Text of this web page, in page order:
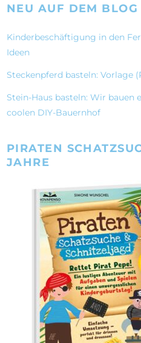
NEU AUF DEM BLOG
Kinderbeschäftigung in den
Ideen
Steckenpferd basteln: Vorlage
Stein-Haus basteln: Wir bauen
coolen DIY-Bauernhof
PIRATEN
JAHRE